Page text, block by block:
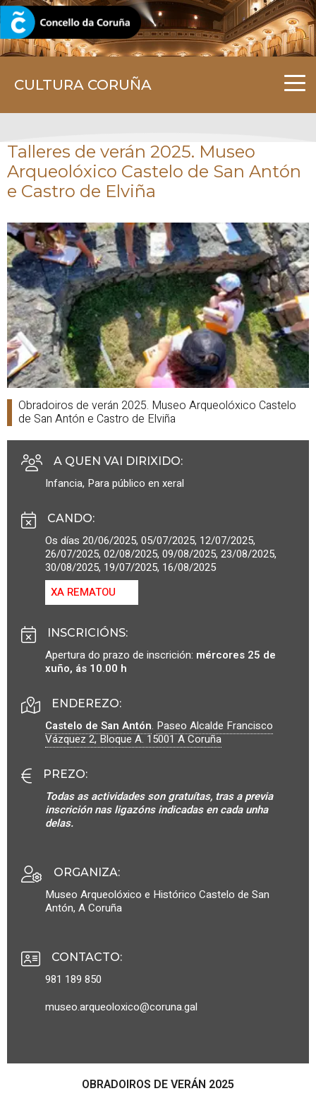
CULTURA CORUÑA
CORUNA.GAL
Talleres de verán 2025. Museo
Arqueolóxico Castelo de San Antón
e Castro de Elviña
Obradoiros de verán 2025. Museo Arqueolóxico Castelo
de San Antón e Castro de Elviña
A QUEN VAI DIRIXIDO:
Infancia, Para público en xeral
CANDO:
Os días 20/06/2025, 05/07/2025, 12/07/2025,
26/07/2025, 02/08/2025, 09/08/2025, 23/08/2025,
30/08/2025, 19/07/2025, 16/08/2025
XA REMATOU
INSCRICIÓNS:
Apertura do prazo de inscrición: mércores 25 de
xuño, ás 10.00 h
ENDEREZO:
Castelo de San Antón. Paseo Alcalde Francisco
Vázquez 2, Bloque A.15001A Coruña
PREZO:
Todas as actividades son gratuítas, tras a previa
inscrición nas ligazóns indicadas en cada unha
delas.
ORGANIZA:
Museo Arqueolóxico e Histórico Castelo de San
Antón, A Coruña
CONTACTO:
981 189 850
museo.arqueoloxico@coruna.gal
OBRADOIROS DE VERÁN 2025